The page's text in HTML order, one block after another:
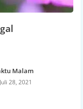
Malam
28, 2021